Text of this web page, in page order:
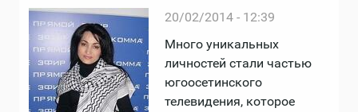
20/02/2014 - 12:39
Много уникальных
личностей стали частью
югоосетинского
телевидения, которое